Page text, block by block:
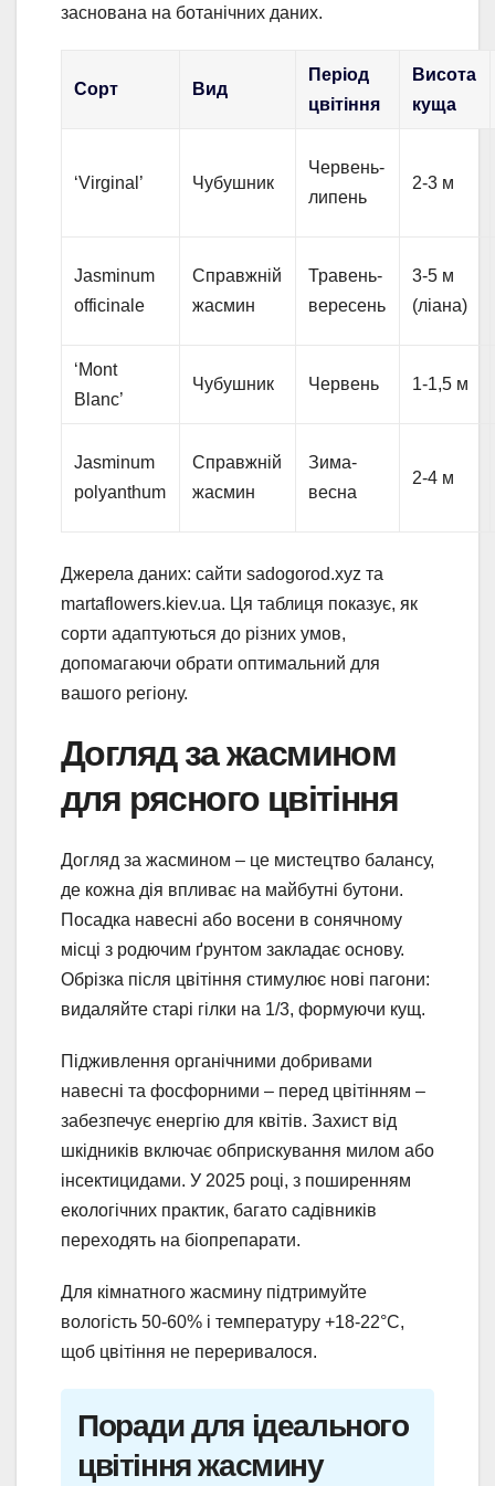
заснована на ботанічних даних.
Сорт Вид
Період
цвітіння
Висота
куща
‘Virginal’ Чубушник
Червень-
липень
2-3 м
Jasminum
officinale
Справжній
жасмин
Травень-
вересень
3-5 м
(ліана)
‘Mont
Blanc’
Чубушник Червень 1-1,5 м
Jasminum
polyanthum
Справжній
жасмин
Зима-
весна
2-4 м
Джерела даних: сайти sadogorod.xyz та
martaflowers.kiev.ua. Ця таблиця показує, як
сорти адаптуються до різних умов,
допомагаючи обрати оптимальний для
вашого регіону.
Догляд за жасмином
для рясного цвітіння
Догляд за жасмином – це мистецтво балансу,
де кожна дія впливає на майбутні бутони.
Посадка навесні або восени в сонячному
місці з родючим ґрунтом закладає основу.
Обрізка після цвітіння стимулює нові пагони:
видаляйте старі гілки на 1/3, формуючи кущ.
Підживлення органічними добривами
навесні та фосфорними – перед цвітінням –
забезпечує енергію для квітів. Захист від
шкідників включає обприскування милом або
інсектицидами. У 2025 році, з поширенням
екологічних практик, багато садівників
переходять на біопрепарати.
Для кімнатного жасмину підтримуйте
вологість 50-60% і температуру +18-22°C,
щоб цвітіння не переривалося.
Поради для ідеального
цвітіння жасмину